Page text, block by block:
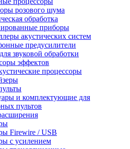
розового шума
обработка
приборы
акустических систем
предусилители
звуковой обработки
эффектов
процессоры
и комплектующие для
пультов
Firewire / USB
с усилением